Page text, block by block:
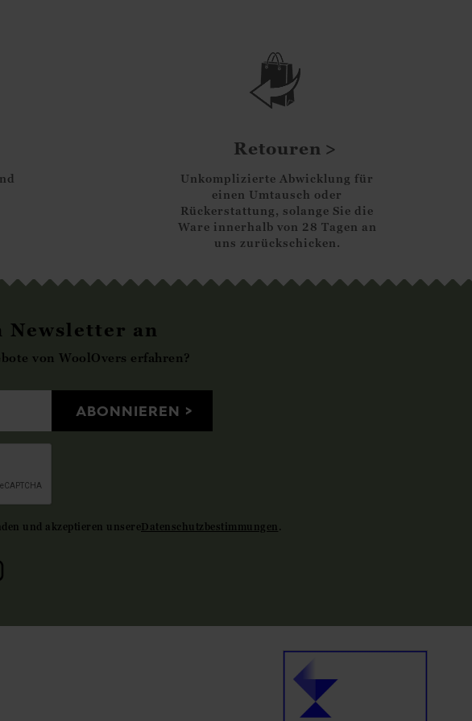
Retouren
Unkomplizierte Abwicklung für
einen Umtausch oder
Rückerstattung, solange Sie die
Ware innerhalb von 28 Tagen an
uns zurückschicken.
Newsletter an
von WoolOvers erfahren?
ABONNIEREN
und akzeptieren unsereDatenschutzbestimmungen .